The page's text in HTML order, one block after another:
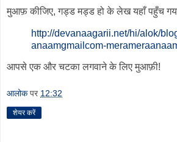
मुआफ़ कीजिए, गड्ड मड्ड हो के लेख यहाँ पहुँच
http://devanaagarii.net/hi/alok/
anaamgmailcom-
आपसे एक और चटका लगवाने के लिए मुआफ़ी!
आलोक पर 12:32
शेयर करें